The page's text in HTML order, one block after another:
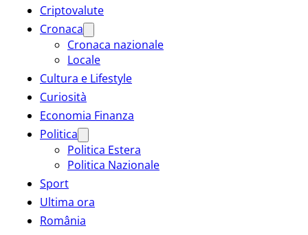
Criptovalute
Cronaca
Cronaca nazionale
Locale
Cultura e Lifestyle
Curiosità
Economia Finanza
Politica
Politica Estera
Politica Nazionale
Sport
Ultima ora
România